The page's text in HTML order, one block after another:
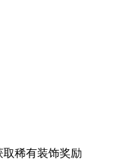
稀有装饰奖励